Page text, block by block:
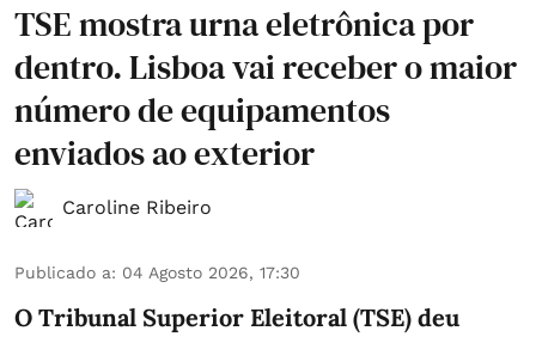
TSE mostra urna eletrônica por
dentro. Lisboa vai receber o maior
número de equipamentos
enviados ao exterior
Caroline Ribeiro
Publicado a: 04 Agosto 2026, 17:30
O Tribunal Superior Eleitoral (TSE) deu